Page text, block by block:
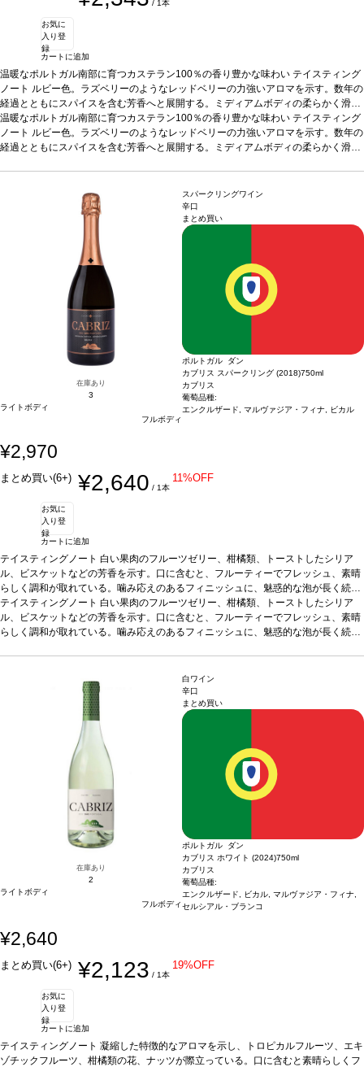
/ 1本
お気に
入り登
録
カートに追加
温暖なポルトガル南部に育つカステラン100％の香り豊かな味わい テイスティング
ノート ルビー色。ラズベリーのようなレッドベリーの力強いアロマを示す。数年の
経過とともにスパイスを含む芳香へと展開する。ミディアムボディの柔らかく滑ら
かな味わいに、心地よい余韻の後味が続く。合う料理ジビエ、グリル肉、チーズ
などと好相性。葡萄品種カステラン 100%認証サスティナブルHACCP認証*本ヴ
ィンテージが在庫切れの場合、在庫があり価格が同様の場合は自動的に次のヴィン
温暖なポルトガル南部に育つカステラン100％の香り豊かな味わい テイスティング
ノート ルビー色。ラズベリーのようなレッドベリーの力強いアロマを示す。数年の
経過とともにスパイスを含む芳香へと展開する。ミディアムボディの柔らかく滑ら
ィンテージが在庫切れの場合、在庫があり価格が同様の場合は自動的に次のヴィン
テージに変更されます、ご了承ください。
在庫あり
3
ライトボディ
フルボディ
スパークリングワイン
辛口
まとめ買い
ポルトガル ダン
カブリス スパークリング (2018)750ml
カブリス
葡萄品種:
エンクルザード, マルヴァジア・フィナ, ビカル
¥2,970
まとめ買い(6+) ¥2,640 / 1本
11%OFF
お気に
入り登
録
カートに追加
テイスティングノート 白い果肉のフルーツゼリー、柑橘類、トーストしたシリア
ル、ビスケットなどの芳香を示す。口に含むと、フルーティーでフレッシュ、素晴
らしく調和が取れている。噛み応えのあるフィニッシュに、魅惑的な泡が長く続
く。合う料理魚、白身肉、デザート、またアペリティフに最適などと好相性葡萄
品種エンクルザード 40%、ビカル 40%、マルヴァジア・フィナ 20%*本ヴィンテ
ージが在庫切れの場合、在庫があり価格が同様の場合は自動的に次のヴィンテージ
テイスティングノート 白い果肉のフルーツゼリー、柑橘類、トーストしたシリア
ル、ビスケットなどの芳香を示す。口に含むと、フルーティーでフレッシュ、素晴
らしく調和が取れている。噛み応えのあるフィニッシュに、魅惑的な泡が長く続
ージが在庫切れの場合、在庫があり価格が同様の場合は自動的に次のヴィンテージ
に変更されます、ご了承ください。
在庫あり
2
ライトボディ
フルボディ
白ワイン
辛口
まとめ買い
ポルトガル ダン
カブリス ホワイト (2024)750ml
カブリス
葡萄品種:
エンクルザード, ビカル, マルヴァジア・フィナ,
セルシアル・ブランコ
¥2,640
まとめ買い(6+) ¥2,123 / 1本
19%OFF
お気に
入り登
録
カートに追加
テイスティングノート 凝縮した特徴的なアロマを示し、トロピカルフルーツ、エキ
ゾチックフルーツ、柑橘類の花、ナッツが際立っている。口に含むと素晴らしくフ